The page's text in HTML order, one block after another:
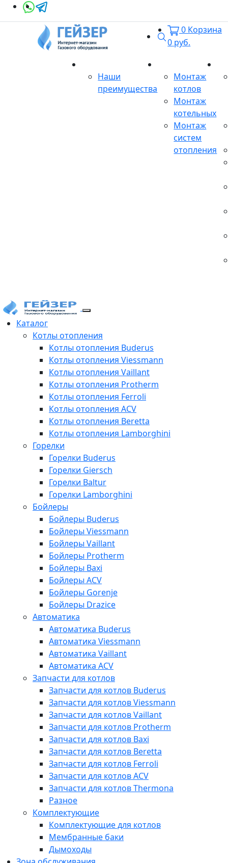
Поиск
0 Корзина
0 руб.
Наши
преимущества
Монтаж
котлов
Монтаж
котельных
Монтаж
систем
отопления
Каталог
Котлы отопления
Котлы отопления Buderus
Котлы отопления Viessmann
Котлы отопления Vaillant
Котлы отопления Protherm
Котлы отопления Ferroli
Котлы отопления ACV
Котлы отопления Beretta
Котлы отопления Lamborghini
Горелки
Горелки Buderus
Горелки Giersch
Горелки Baltur
Горелки Lamborghini
Бойлеры
Бойлеры Buderus
Бойлеры Viessmann
Бойлеры Vaillant
Бойлеры Protherm
Бойлеры Baxi
Бойлеры ACV
Бойлеры Gorenje
Бойлеры Drazice
Автоматика
Автоматика Buderus
Автоматика Viessmann
Автоматика Vaillant
Автоматика ACV
Запчасти для котлов
Запчасти для котлов Buderus
Запчасти для котлов Viessmann
Запчасти для котлов Vaillant
Запчасти для котлов Protherm
Запчасти для котлов Baxi
Запчасти для котлов Beretta
Запчасти для котлов Ferroli
Запчасти для котлов ACV
Запчасти для котлов Thermona
Разное
Комплектующие
Комплектующие для котлов
Мембранные баки
Дымоходы